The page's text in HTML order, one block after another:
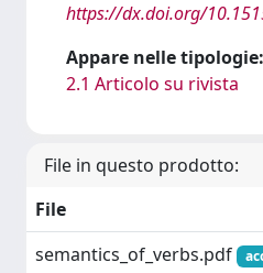
https://dx.doi.org/
Appare nelle tipologie:
2.1 Articolo su rivista
File in questo prodotto:
File
semantics_of_verbs.pdf